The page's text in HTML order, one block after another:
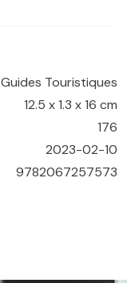
Guides Touristiques
12.5 x 1.3 x 16 cm
176
2023-02-10
9782067257573